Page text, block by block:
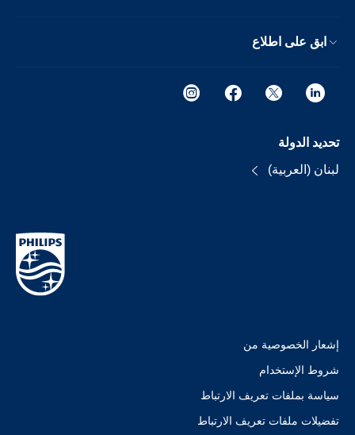
ابق على اطلاع
تحديد الدولة
لبنان (العربية)
إشعار الخصوصية من
شروط الإستخدام
سياسة بملفات تعريف الارتباط
تفضيلات ملفات تعريف الارتباط